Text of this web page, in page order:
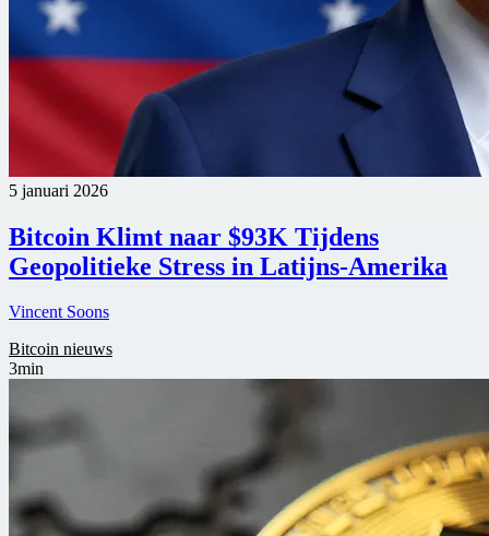
5 januari 2026
Bitcoin Klimt naar $93K Tijdens
Geopolitieke Stress in Latijns-Amerika
Vincent Soons
Bitcoin nieuws
3min